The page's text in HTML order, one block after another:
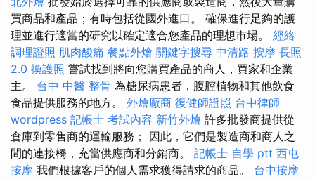
買商品和產品；有時包括從國外進口。 確保進行足夠的護
理並進行適當的研究以確定適合您產品的理想市場。 經絡
調理證照 肌肉酸痛 餐點外燴 關鍵字搜尋 中清路 按摩 長照
2.0 換護照 嘗試找到將向您購買產品的商人，買家和企業
主。 台中 中醫 整骨 為糖尿病患者，腹腔植物和其他飲食
食品提供服務的地方。 外燴廠商 復健師證照 台中律師
wordpress 記帳士 考試內容 新竹外燴 許多批發商提供從
倉庫到零售商的運輸服務； 因此，它們是製造商和商人之
間的連接橋，充當供應商和分銷商。 記帳士 自學 ptt 西屯
按摩 我們根據客戶的個人需求獲得請求的商品。 台中按摩